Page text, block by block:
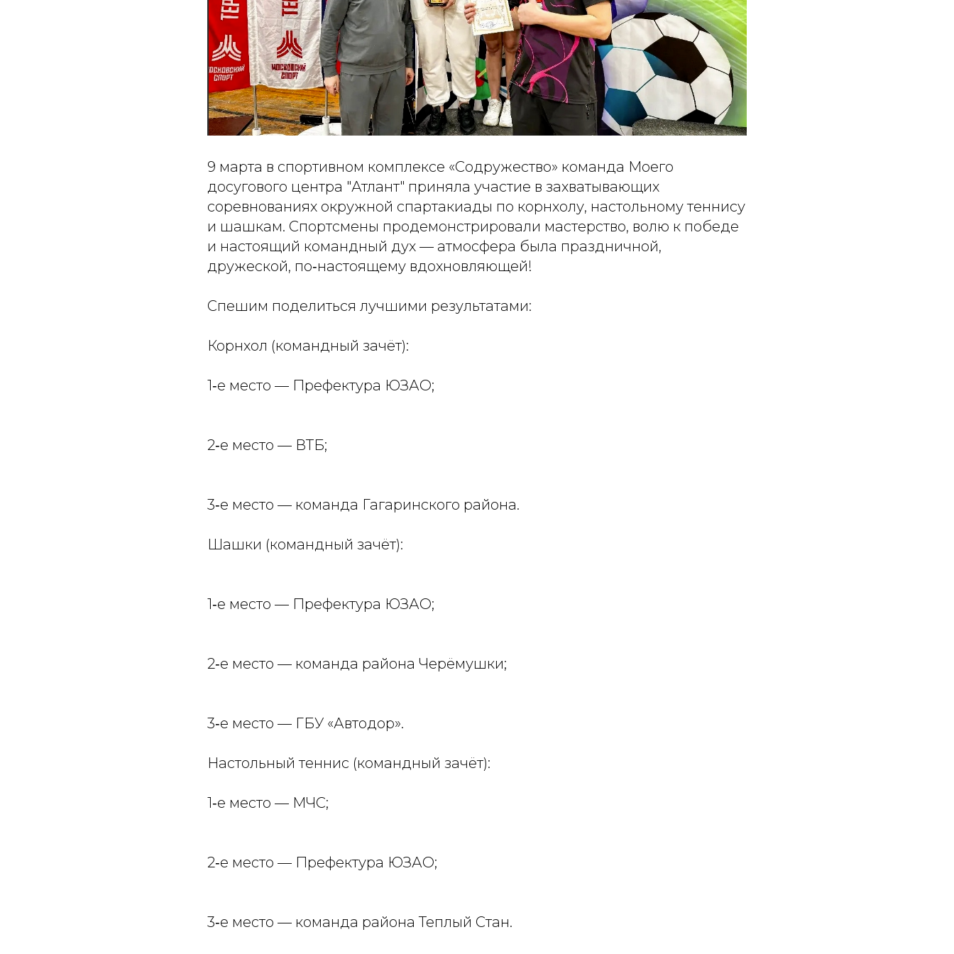
9 марта в спортивном комплексе «Содружество» команда Моего
досугового центра "Атлант" приняла участие в захватывающих
соревнованиях окружной спартакиады по корнхолу, настольному теннису
и шашкам. Спортсмены продемонстрировали мастерство, волю к победе
и настоящий командный дух — атмосфера была праздничной,
дружеской, по‑настоящему вдохновляющей!
Спешим поделиться лучшими результатами:
Корнхол (командный зачёт):
1‑е место — Префектура ЮЗАО;
2‑е место — ВТБ;
3‑е место — команда Гагаринского района.
Шашки (командный зачёт):
1‑е место — Префектура ЮЗАО;
2‑е место — команда района Черёмушки;
3‑е место — ГБУ «Автодор».
Настольный теннис (командный зачёт):
1‑е место — МЧС;
2‑е место — Префектура ЮЗАО;
3‑е место — команда района Теплый Стан.